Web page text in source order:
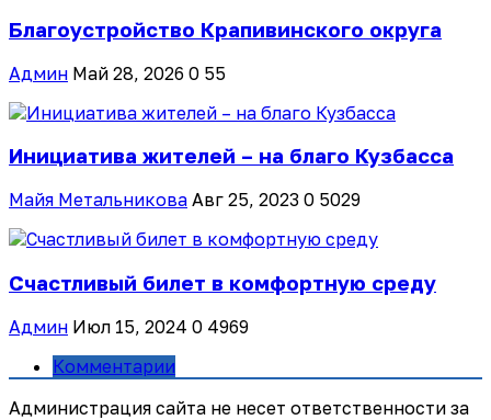
Благоустройство Крапивинского округа
Админ Май 28, 2026 0 55
Инициатива жителей – на благо Кузбасса
Майя Метальникова Авг 25, 2023 0 5029
Счастливый билет в комфортную среду
Админ Июл 15, 2024 0 4969
Комментарии
Администрация сайта не несет ответственности за